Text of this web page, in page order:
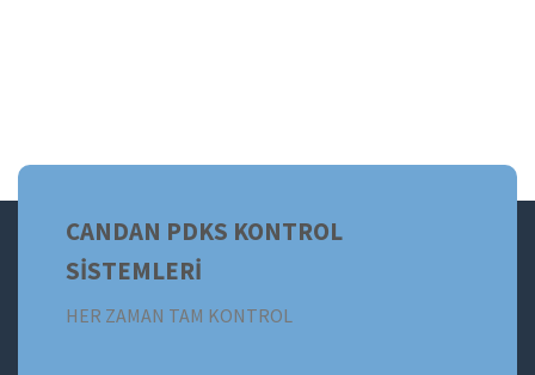
CANDAN PDKS KONTROL
SİSTEMLERİ
HER ZAMAN TAM KONTROL